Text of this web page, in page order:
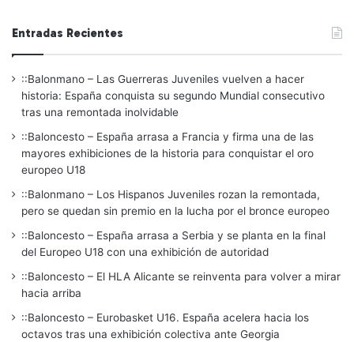
Entradas Recientes
::Balonmano – Las Guerreras Juveniles vuelven a hacer
historia: España conquista su segundo Mundial consecutivo
tras una remontada inolvidable
::Baloncesto – España arrasa a Francia y firma una de las
mayores exhibiciones de la historia para conquistar el oro
europeo U18
::Balonmano – Los Hispanos Juveniles rozan la remontada,
pero se quedan sin premio en la lucha por el bronce europeo
::Baloncesto – España arrasa a Serbia y se planta en la final
del Europeo U18 con una exhibición de autoridad
::Baloncesto – El HLA Alicante se reinventa para volver a mirar
hacia arriba
::Baloncesto – Eurobasket U16. España acelera hacia los
octavos tras una exhibición colectiva ante Georgia